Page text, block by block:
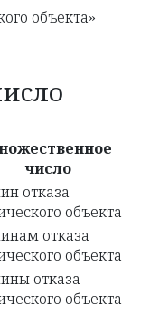
объекта»
число
отказа
объекта
отказа
объекта
отказа
объекта